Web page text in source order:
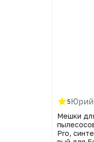
5Юрий
Мешки
Pro,